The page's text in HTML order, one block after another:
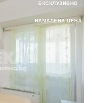
ЕКСКЛУЗИВНО
НАМАЛЕНА ЦЕНА